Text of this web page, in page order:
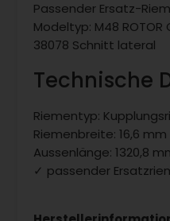
Passender Ersatz-
Modeltyp: M48
38078 Schnitt lateral
Technische
Riementyp:
Riemenbreite: 16,6 mm
Aussenlänge: 1320,8
✓ passender